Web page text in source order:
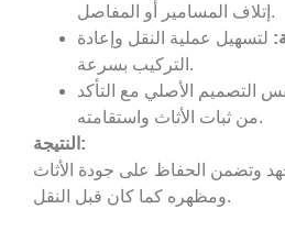
إتلاف المسامير أو المفاصل.
لتسهيل عملية النقل وإعادة
التركيب بسرعة.
التصميم الأصلي مع التأكد
من ثبات الأثاث واستقامته.
النتيجة:
وتضمن الحفاظ على جودة الأثاث
ومظهره كما كان قبل النقل.